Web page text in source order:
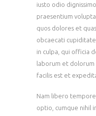
iusto odio
praesentium
quos dolores et
obcaecati
in culpa, qui officia
laborum et dolorum
facilis est et
Nam libero
optio, cumque nihil